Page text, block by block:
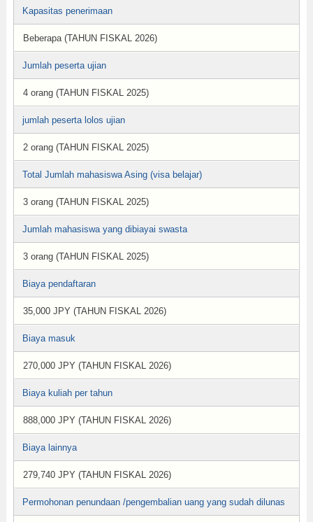
Kapasitas penerimaan
Beberapa (TAHUN FISKAL 2026)
Jumlah peserta ujian
4 orang (TAHUN FISKAL 2025)
jumlah peserta lolos ujian
2 orang (TAHUN FISKAL 2025)
Total Jumlah mahasiswa Asing (visa belajar)
3 orang (TAHUN FISKAL 2025)
Jumlah mahasiswa yang dibiayai swasta
3 orang (TAHUN FISKAL 2025)
Biaya pendaftaran
35,000 JPY (TAHUN FISKAL 2026)
Biaya masuk
270,000 JPY (TAHUN FISKAL 2026)
Biaya kuliah per tahun
888,000 JPY (TAHUN FISKAL 2026)
Biaya lainnya
279,740 JPY (TAHUN FISKAL 2026)
Permohonan penundaan /pengembalian uang yang sudah dilunas